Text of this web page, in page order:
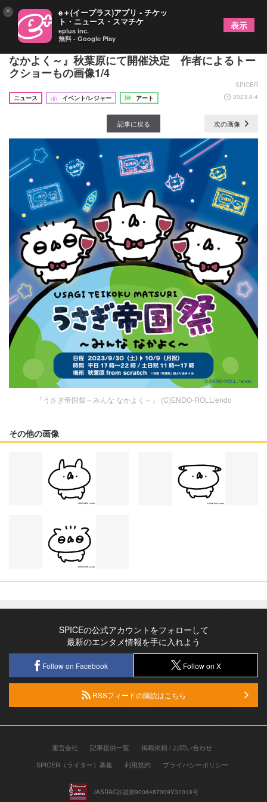
「うさぎ帝国」のイベント『うさぎ帝国祭～みんな
なかよく～』秋葉原にて開催決定 作者によるトー
クショーもの画像1/4
SPICER
ニュース
イベント/レジャー アート 2023.8.4
記事に戻る 次の画像
『うさぎ帝国祭～みんな なかよく～』 (C)ENDO-ROLL/endo
その他の画像
SPICEの公式アカウントをフォローして
最新のエンタメ情報を手に入れよう
Follow on Facebook Follow on X
RSSフィードの購読はこちら
運営会社 記事提供一覧
掲載依頼 / お問い合わせ
SPICER（ライター）募集
利用規約 プライバシーポリシー
JASRAC許諾第9008487009Y31018号
× e＋(イープラス)アプリ - チケッ
ト・ニュース・スマチケ
eplus inc.
無料 - Google Play
表示